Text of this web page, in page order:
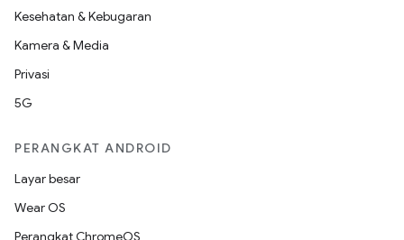
Kesehatan & Kebugaran
Kamera & Media
Privasi
5G
PERANGKAT ANDROID
Layar besar
Wear OS
Perangkat ChromeOS